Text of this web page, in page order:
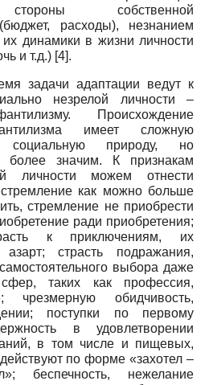
стороны собственной
расходы), незнанием
динамики в жизни личности
и т.д.) [4].
задачи адаптации ведут к
незрелой личности –
Происхождение
имеет сложную
социальную природу, но
более значим. К признакам
личности можем отнести
как можно больше
стремление не приобрести
ради приобретения;
к приключениям, их
страсть подражания,
выбора даже
таких как профессия,
чрезмерную обидчивость,
поступки по первому
в удовлетворении
в том числе и пищевых,
по форме «захотел –
беспечность, нежелание